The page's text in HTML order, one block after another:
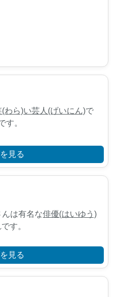
(わら)い芸人(げいにん)で
す。
見る
は有名な俳優(はいゆう)
す。
見る